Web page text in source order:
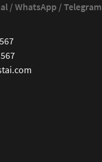
/ WhatsApp / Telegram